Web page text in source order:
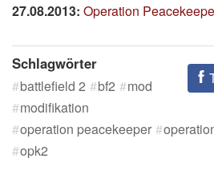
27.08.2013: Operation Peacekeeper:
Schlagwörter
battlefield 2 bf2
mod
modifikation
operation peacekeeper
opk2